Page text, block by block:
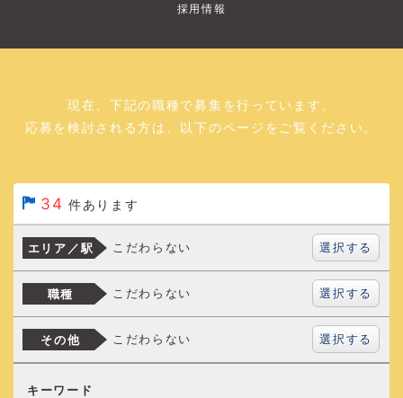
採用情報
現在、下記の職種で募集を行っています。
応募を検討される方は、以下のページをご覧ください。
34 件あります
エリア／駅 こだわらない 選択する
職種 こだわらない 選択する
その他 こだわらない 選択する
キーワード